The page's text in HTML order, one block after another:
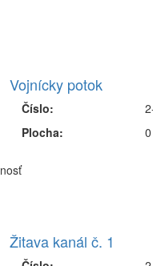
Vojnícky potok
Číslo:
Plocha:
0
Žitava kanál č. 1